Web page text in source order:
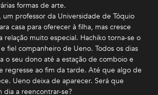
formas de arte.
um professor da Universidade de Tóquio
casa para oferecer à filha, mas cresce
relação muito especial. Hachiko torna-se o
fiel companheiro de Ueno. Todos os dias
o seu dono até a estação de comboio e
regresse ao fim da tarde. Até que algo de
Ueno deixa de aparecer. Será que
dia a reencontrar-se?